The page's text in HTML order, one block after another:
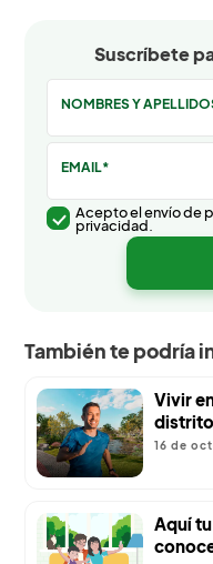
Suscríbete
NOMBRES Y
EMAIL*
Acepto el envío de
privacidad.
También te podría
Vivir
distrito
16 de
Aquí